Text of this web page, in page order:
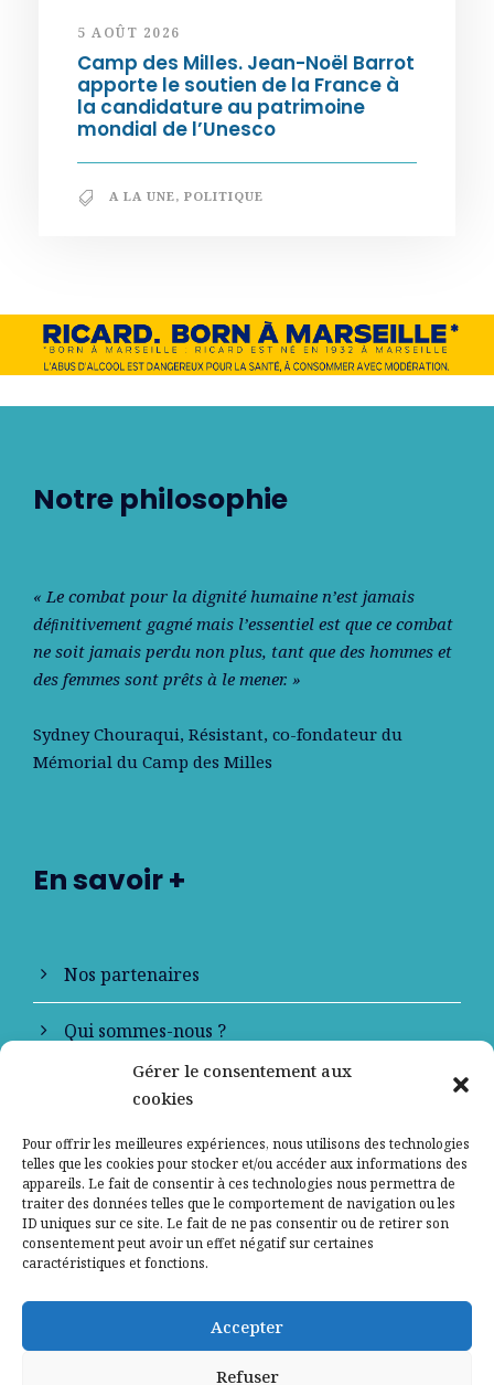
Gérer le consentement aux
cookies
Pour offrir les meilleures expériences, nous utilisons des technologies
telles que les cookies pour stocker et/ou accéder aux informations des
appareils. Le fait de consentir à ces technologies nous permettra de
traiter des données telles que le comportement de navigation ou les
ID uniques sur ce site. Le fait de ne pas consentir ou de retirer son
consentement peut avoir un effet négatif sur certaines
caractéristiques et fonctions.
Accepter
Refuser
5 AOÛT 2026
Camp des Milles. Jean-Noël Barrot
apporte le soutien de la France à
la candidature au patrimoine
mondial de l’Unesco
A LA UNE, POLITIQUE
Notre philosophie
« Le combat pour la dignité humaine n’est jamais
déﬁnitivement gagné mais l’essentiel est que ce combat
ne soit jamais perdu non plus, tant que des hommes et
des femmes sont prêts à le mener. »
Sydney Chouraqui, Résistant, co-fondateur du
Mémorial du Camp des Milles
En savoir +
Nos partenaires
Qui sommes-nous ?
Contactez-nous
Mentions légales
Politique de confidentialité